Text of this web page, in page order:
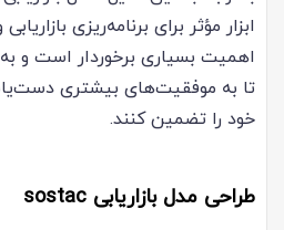
ابزار مؤثر برای برنامه‌ریزی
اهمیت بسیاری برخوردار است و
تا به موفقیت‌های بیشتری
خود را تضمین کنند.
طراحی مدل بازاریابی sostac